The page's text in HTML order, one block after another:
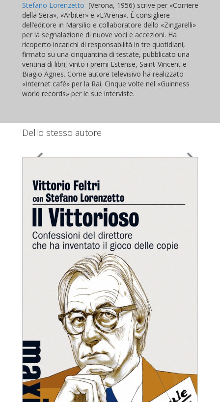
Stefano Lorenzetto (Verona, 1956) scrive per «Corriere
della Sera», «Arbiter» e «L’Arena». È consigliere
dell’editore in Marsilio e collaboratore dello «Zingarelli»
per la segnalazione di nuove voci e accezioni. Ha
ricoperto incarichi di responsabilità in tre quotidiani,
firmato su una cinquantina di testate, pubblicato una
ventina di libri, vinto i premi Estense, Saint-Vincent e
Biagio Agnes. Come autore televisivo ha realizzato
«Internet café» per la Rai. Cinque volte nel «Guinness
world records» per le sue interviste.
Dello stesso autore